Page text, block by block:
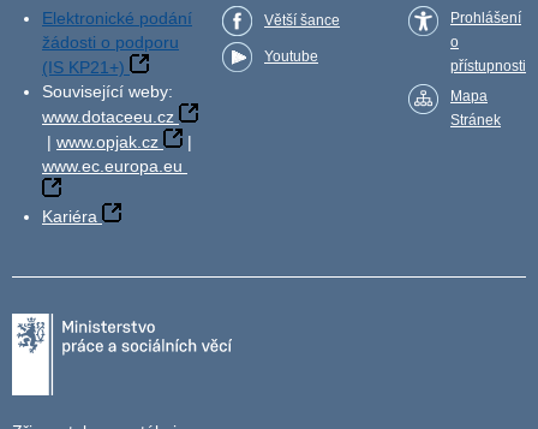
Elektronické podání
žádosti o podporu
(IS KP21+)
Související weby:
www.dotaceeu.cz
| www.opjak.cz
|
www.ec.europa.eu
Kariéra
Větší šance
Youtube
Prohlášení
o
přístupnosti
Mapa
Stránek